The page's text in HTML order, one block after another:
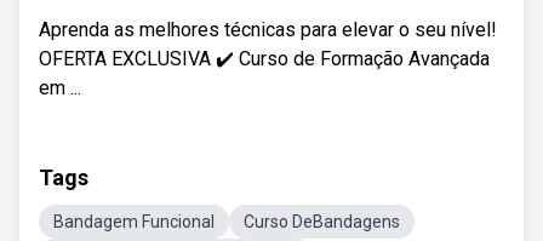
Aprenda as melhores técnicas para elevar o seu nível!
OFERTA EXCLUSIVA ✔️ Curso de Formação Avançada
em ...
Tags
Bandagem Funcional Curso DeBandagens